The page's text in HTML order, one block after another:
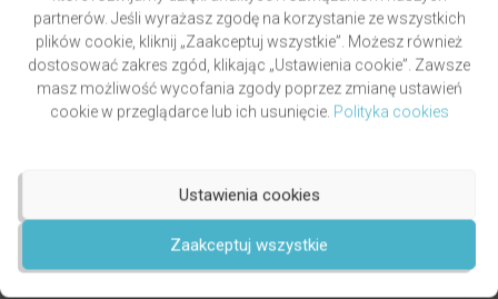
partnerów. Jeśli wyrażasz zgodę na korzystanie ze wszystkich
plików cookie, kliknij „Zaakceptuj wszystkie”. Możesz również
dostosować zakres zgód, klikając „Ustawienia cookie”. Zawsze
masz możliwość wycofania zgody poprzez zmianę ustawień
cookie w przeglądarce lub ich usunięcie. Polityka cookies
Zaakceptuj wszystkie
Ustawienia cookies
PAWLUKIEWICZ | BECZ I DZWOŃ DZWONECZKIEM
(KSIĄŻKA)